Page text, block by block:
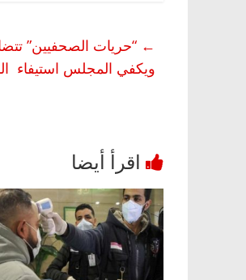
← “حريات الصحفيين”
ويكفي المجلس استيفاء